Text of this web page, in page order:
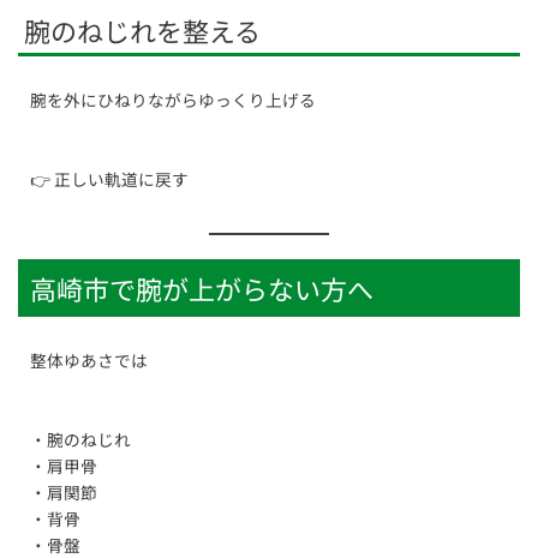
腕のねじれを整える
腕を外にひねりながらゆっくり上げる
👉 正しい軌道に戻す
高崎市で腕が上がらない方へ
整体ゆあさでは
・腕のねじれ
・肩甲骨
・肩関節
・背骨
・骨盤